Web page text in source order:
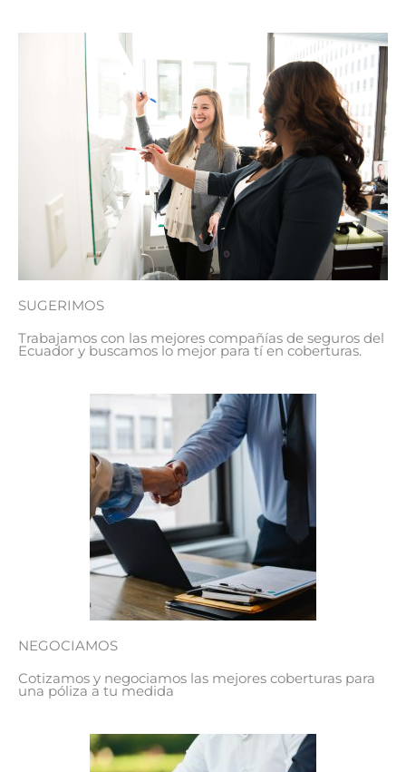
SUGERIMOS
Trabajamos con las mejores compañías de seguros del
Ecuador y buscamos lo mejor para tí en coberturas.
NEGOCIAMOS
Cotizamos y negociamos las mejores coberturas para
una póliza a tu medida